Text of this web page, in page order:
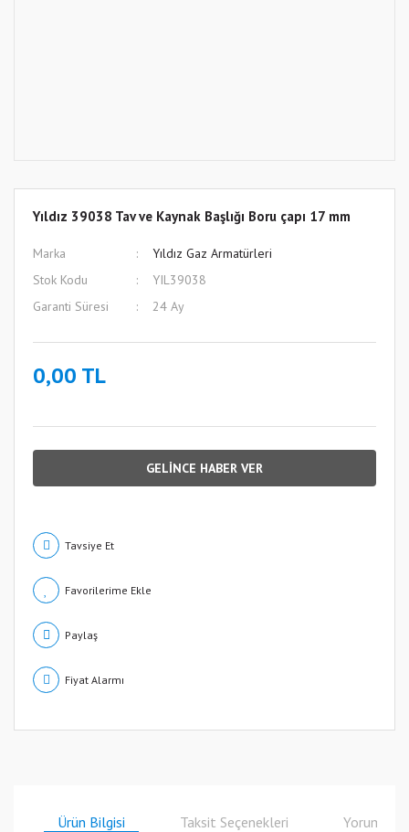
Yıldız 39038 Tav ve Kaynak Başlığı Boru çapı 17 mm
Marka
Yıldız Gaz Armatürleri
Stok Kodu
YIL39038
Garanti Süresi
24 Ay
0,00 TL
GELİNCE HABER VER
Tavsiye Et
Paylaş
Fiyat Alarmı
Ürün Bilgisi Taksit Seçenekleri Yorumlar